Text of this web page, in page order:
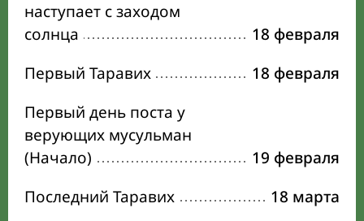
наступает с заходом
солнца
18 февраля
Первый Таравих
18 февраля
Первый день поста у
верующих мусульман
(Начало)
19 февраля
Последний Таравих
18 марта